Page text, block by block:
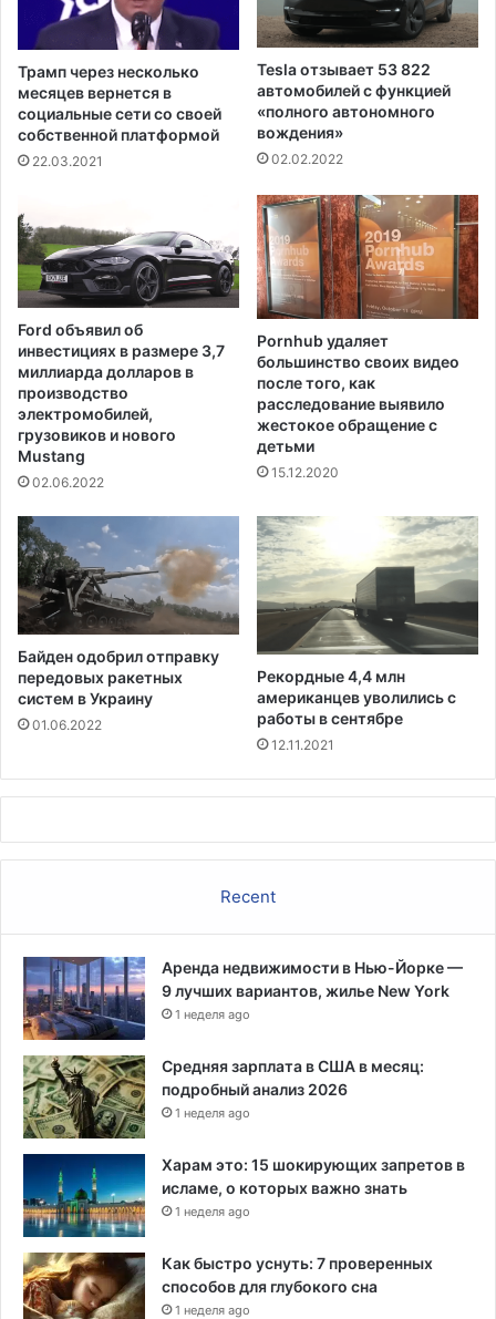
т
с
я
е
т
е
н
е
т
о
м
н
а
у
к
о
в
о
с
т
о
д
а
н
е
н
и
е
м
и
с
ц
и
л
ь
Трамп через несколько
месяцев вернется в
социальные сети со своей
собственной платформой
22.03.2021
Tesla отзывает 53 822
автомобилей с функцией
«полного автономного
вождения»
02.02.2022
Ford объявил об
инвестициях в размере 3,7
миллиарда долларов в
производство
электромобилей,
грузовиков и нового
Mustang
02.06.2022
Pornhub удаляет
большинство своих видео
после того, как
расследование выявило
жестокое обращение с
детьми
15.12.2020
Байден одобрил отправку
передовых ракетных
систем в Украину
01.06.2022
Рекордные 4,4 млн
американцев уволились с
работы в сентябре
12.11.2021
Recent
Аренда недвижимости в Нью-Йорке —
9 лучших вариантов, жилье New York
1 неделя ago
Средняя зарплата в США в месяц:
подробный анализ 2026
1 неделя ago
Харам это: 15 шокирующих запретов в
исламе, о которых важно знать
1 неделя ago
Как быстро уснуть: 7 проверенных
способов для глубокого сна
1 неделя ago